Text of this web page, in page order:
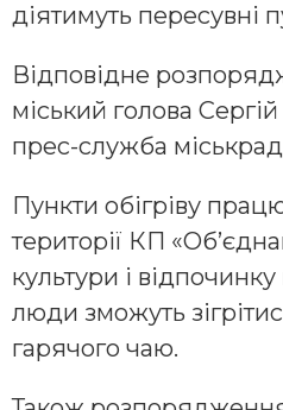
діятимуть пересувні
Відповідне
міський голова
прес-служба
Пункти обігріву
території КП
культури і
люди зможуть
гарячого чаю.